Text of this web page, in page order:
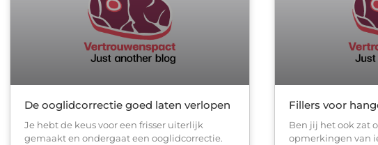
De ooglidcorrectie goed laten verlopen
Je hebt de keus voor een frisser uiterlijk
gemaakt en ondergaat een ooglidcorrectie.
Fillers voor
Ben jij het ook zat
opmerkingen van